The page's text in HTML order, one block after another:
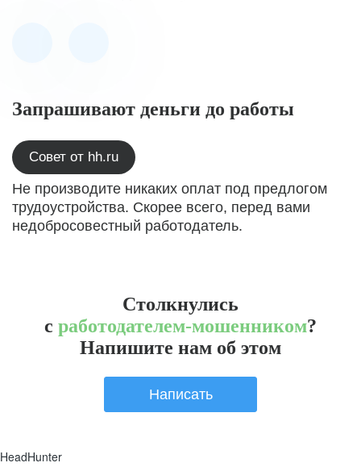
Запрашивают деньги до работы
Совет от hh.ru
Не производите никаких оплат под предлогом
трудоустройства. Скорее всего, перед вами
недобросовестный работодатель.
Столкнулись
с работодателем-мошенником?
Напишите нам об этом
Написать
HeadHunter